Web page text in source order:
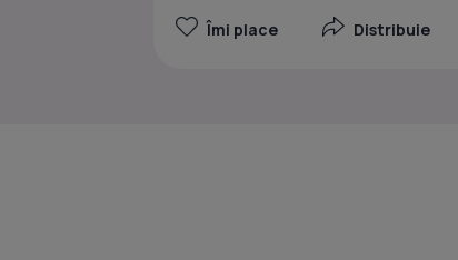
Îmi place Distribuie